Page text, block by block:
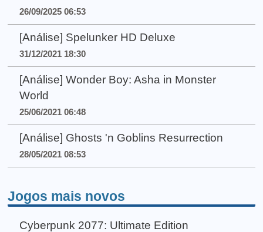
26/09/2025 06:53
[Análise] Spelunker HD Deluxe
31/12/2021 18:30
[Análise] Wonder Boy: Asha in Monster
World
25/06/2021 06:48
[Análise] Ghosts 'n Goblins Resurrection
28/05/2021 08:53
Jogos mais novos
Cyberpunk 2077: Ultimate Edition